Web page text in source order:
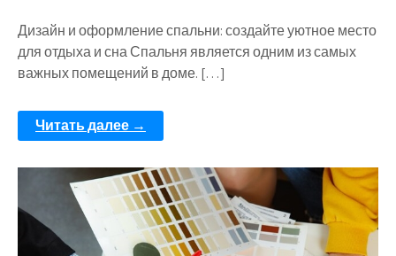
Дизайн и оформление спальни: создайте уютное место
для отдыха и сна Спальня является одним из самых
важных помещений в доме. […]
Читать далее →